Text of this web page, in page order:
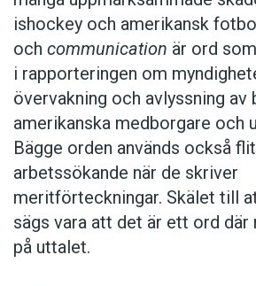
ishockey och amerikansk
och communication är ord
i rapporteringen om
övervakning och avlyssning av
amerikanska medborgare och
Bägge orden används också
arbetssökande när de skriver
meritförteckningar. Skälet till
sägs vara att det är ett ord där
på uttalet.